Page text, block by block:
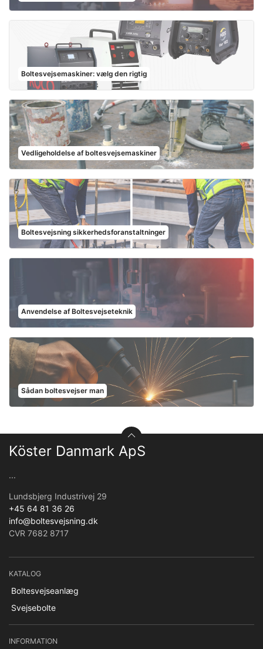
Boltesvejsemaskiner: vælg den rigtig
Vedligeholdelse af boltesvejsemaskiner
Boltesvejsning sikkerhedsforanstaltninger
Anvendelse af Boltesvejseteknik
Sådan boltesvejser man
Köster Danmark ApS
...
Lundsbjerg Industrivej 29
+45 64 81 36 26
info@boltesvejsning.dk
CVR 7682 8717
KATALOG
Boltesvejseanlæg
Svejsebolte
INFORMATION